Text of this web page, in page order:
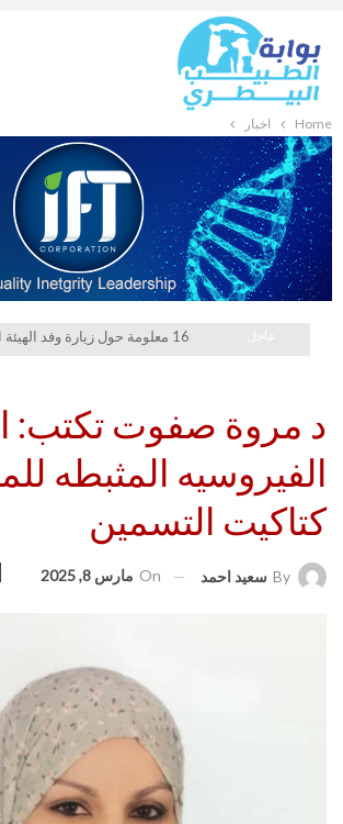
Home أخبار
د مروة صفوت تكتب:
الفيروسيه المثبطه
كتاكيت التسمين
By سعيد احمد On مارس 8, 2025